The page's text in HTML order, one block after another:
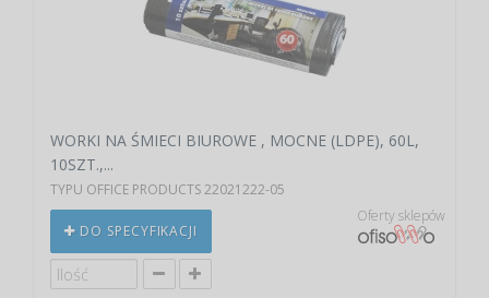
WORKI NA ŚMIECI BIUROWE , MOCNE (LDPE), 60L,
10SZT.,...
TYPU OFFICE PRODUCTS 22021222-05
DO SPECYFIKACJI
Oferty sklepów